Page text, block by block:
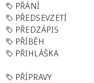
PŘÁNÍ
PŘEDSEVZETÍ
PŘEDZÁPIS
PŘÍBĚH
PŘIHLÁŠKA
PŘÍPRAVY